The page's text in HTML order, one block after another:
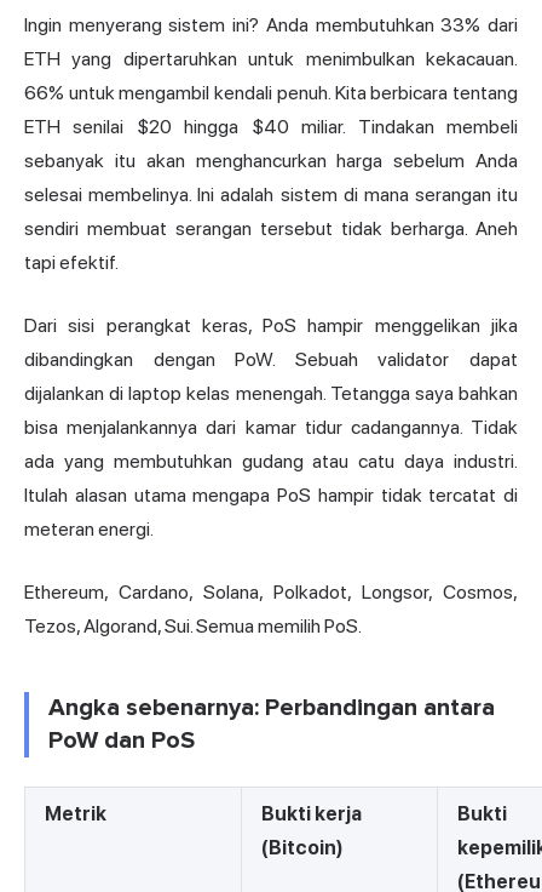
Ingin menyerang sistem ini? Anda membutuhkan 33% dari
ETH yang dipertaruhkan untuk menimbulkan kekacauan.
66% untuk mengambil kendali penuh. Kita berbicara tentang
ETH senilai $20 hingga $40 miliar. Tindakan membeli
sebanyak itu akan menghancurkan harga sebelum Anda
selesai membelinya. Ini adalah sistem di mana serangan itu
sendiri membuat serangan tersebut tidak berharga. Aneh
tapi efektif.
Dari sisi perangkat keras, PoS hampir menggelikan jika
dibandingkan dengan PoW. Sebuah validator dapat
dijalankan di laptop kelas menengah. Tetangga saya bahkan
bisa menjalankannya dari kamar tidur cadangannya. Tidak
ada yang membutuhkan gudang atau catu daya industri.
Itulah alasan utama mengapa PoS hampir tidak tercatat di
meteran energi.
Ethereum, Cardano, Solana, Polkadot, Longsor, Cosmos,
Tezos, Algorand, Sui. Semua memilih PoS.
Angka sebenarnya: Perbandingan antara
PoW dan PoS
Metrik
Bukti kerja
(Bitcoin)
Bukti